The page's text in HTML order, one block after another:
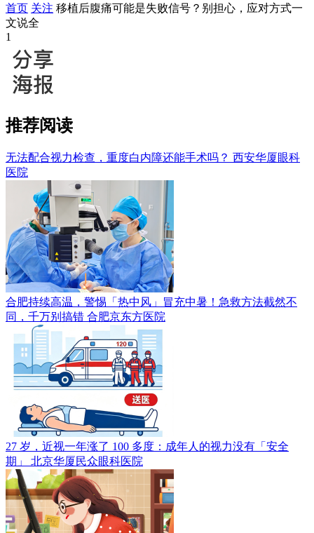
首页 关注 移植后腹痛可能是失败信号？别担心，应对方式一
文说全
1
推荐阅读
无法配合视力检查，重度白内障还能手术吗？ 西安华厦眼科
医院
合肥持续高温，警惕「热中风」冒充中暑！急救方法截然不
同，千万别搞错 合肥京东方医院
27 岁，近视一年涨了 100 多度：成年人的视力没有「安全
期」 北京华厦民众眼科医院